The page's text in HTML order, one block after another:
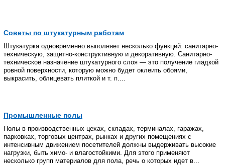
Советы по штукатурным работам
Штукатурка одновременно выполняет несколько функций: санитарно-
техническую, защитно-конструктивную и декоративную. Санитарно-
техническое назначение штукатурного слоя — это получение гладкой
ровной поверхности, которую можно будет оклеить обоями,
выкрасить, облицевать плиткой и т. п....
Промышленные полы
Полы в производственных цехах, складах, терминалах, гаражах,
парковках, торговых центрах, рынках и других помещениях с
интенсивным движением посетителей должны выдерживать высокие
нагрузки, быть химо- и влагостойкими. Для этого применяют
несколько групп материалов для пола, речь о которых идет в...